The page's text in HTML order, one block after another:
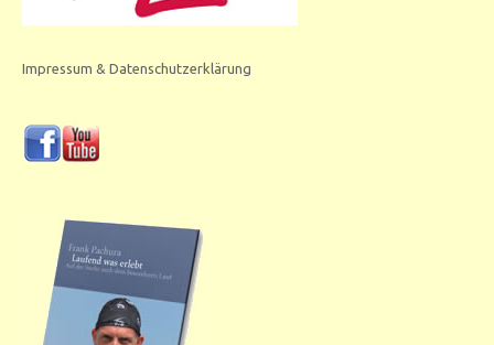
Impressum & Datenschutzerklärung